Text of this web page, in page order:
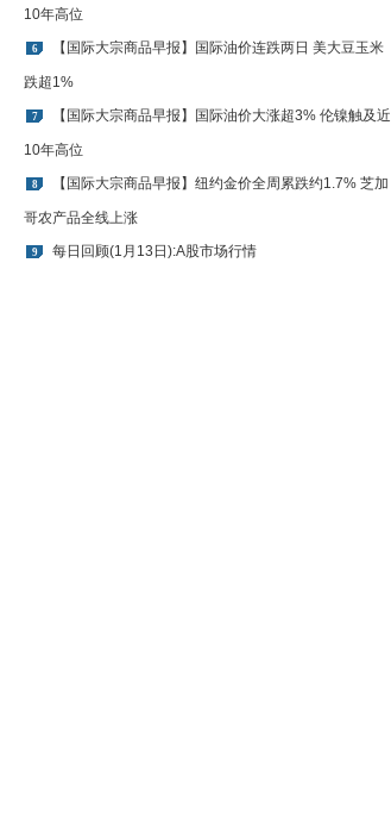
10年高位
6 【国际大宗商品早报】国际油价连跌两日 美大豆玉米
跌超1%
7 【国际大宗商品早报】国际油价大涨超3% 伦镍触及近
10年高位
8 【国际大宗商品早报】纽约金价全周累跌约1.7% 芝加
哥农产品全线上涨
9 每日回顾(1月13日):A股市场行情